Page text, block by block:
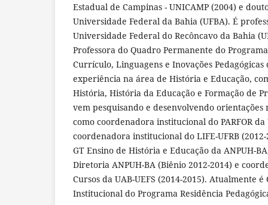
Estadual de Campinas - UNICAMP (2004) e
Universidade Federal da Bahia (UFBA). É
Universidade Federal do Recôncavo da Bahia
Professora do Quadro Permanente do
Currículo, Linguagens e Inovações Pedagógicas
experiência na área de História e Educação,
História, História da Educação e Formação de
vem pesquisando e desenvolvendo orientações
como coordenadora institucional do PARFOR da
coordenadora institucional do LIFE-UFRB
GT Ensino de História e Educação da ANPUH-
Diretoria ANPUH-BA (Biênio 2012-2014) e
Cursos da UAB-UEFS (2014-2015). Atualmente
Institucional do Programa Residência